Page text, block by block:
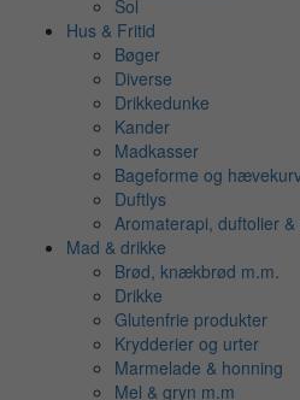
Sol
Hus & Fritid
Bøger
Diverse
Drikkedunke
Kander
Madkasser
Bageforme og
Duftlys
Aromaterapi, duftolier
Mad & drikke
Brød, knækbrød m.m.
Drikke
Glutenfrie produkter
Krydderier og urter
Marmelade & honning
Mel & gryn m.m